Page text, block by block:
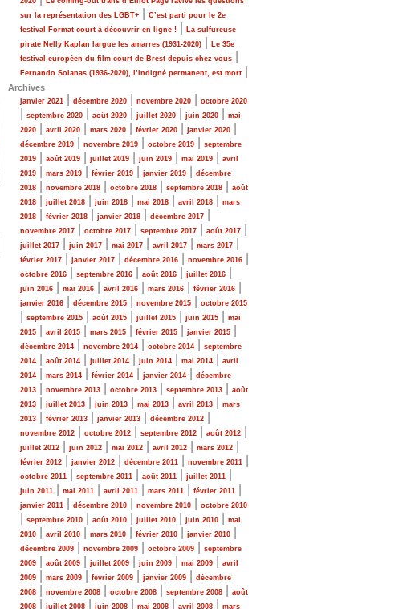
sur la représentation des LGBT+
C’est parti pour le 2e
festival Format court à découvrir en ligne !
La sulfureuse
pirate Nelly Kaplan largue les amarres (1931-2020)
Le 35e
festival européen du film court de Brest depuis chez vous
Fernando Solanas (1936-2020), l’indigné permanent, est mort
Archives
janvier 2021 décembre 2020 novembre 2020 octobre 2020
septembre 2020 août 2020 juillet 2020 juin 2020
mai
2020
avril 2020 mars 2020 février 2020 janvier 2020
décembre 2019 novembre 2019 octobre 2019
septembre
2019
août 2019 juillet 2019 juin 2019 mai 2019
avril
2019
mars 2019 février 2019 janvier 2019
décembre
2018
novembre 2018 octobre 2018 septembre 2018
août
2018
juillet 2018 juin 2018 mai 2018 avril 2018
mars
2018
février 2018 janvier 2018 décembre 2017
novembre 2017 octobre 2017 septembre 2017 août 2017
juillet 2017 juin 2017 mai 2017 avril 2017 mars 2017
février 2017 janvier 2017 décembre 2016 novembre 2016
octobre 2016 septembre 2016 août 2016 juillet 2016
juin 2016 mai 2016 avril 2016 mars 2016 février 2016
janvier 2016 décembre 2015 novembre 2015 octobre 2015
septembre 2015 août 2015 juillet 2015 juin 2015
mai
2015
avril 2015 mars 2015 février 2015 janvier 2015
décembre 2014 novembre 2014 octobre 2014
septembre
2014
août 2014 juillet 2014 juin 2014 mai 2014
avril
2014
mars 2014 février 2014 janvier 2014
décembre
2013
novembre 2013 octobre 2013 septembre 2013
août
2013
juillet 2013 juin 2013 mai 2013 avril 2013
mars
2013
février 2013 janvier 2013 décembre 2012
novembre 2012 octobre 2012 septembre 2012 août 2012
juillet 2012 juin 2012 mai 2012 avril 2012 mars 2012
février 2012 janvier 2012 décembre 2011 novembre 2011
octobre 2011 septembre 2011 août 2011 juillet 2011
juin 2011 mai 2011 avril 2011 mars 2011 février 2011
janvier 2011 décembre 2010 novembre 2010 octobre 2010
septembre 2010 août 2010 juillet 2010 juin 2010
mai
2010
avril 2010 mars 2010 février 2010 janvier 2010
décembre 2009 novembre 2009 octobre 2009
septembre
2009
août 2009 juillet 2009 juin 2009 mai 2009
avril
2009
mars 2009 février 2009 janvier 2009
décembre
2008
novembre 2008 octobre 2008 septembre 2008
août
2008
juillet 2008 juin 2008 mai 2008 avril 2008
mars